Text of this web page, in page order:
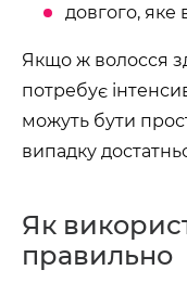
довгого, яке
Якщо ж волосся
потребує
можуть бути
випадку
Як
правильно